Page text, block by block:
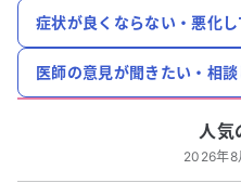
症状が良くならない・悪化し
医師の意見が聞きたい・相
人気
2026年8